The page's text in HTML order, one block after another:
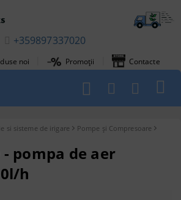
+359897337020
noi Promoții Contacte
si sisteme de irigare
Pompe și Compresoare
- pompa de aer
h